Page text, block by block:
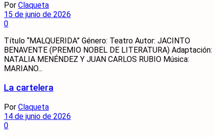
Por Claqueta
15 de junio de 2026
0
Título “MALQUERIDA” Género: Teatro Autor: JACINTO
BENAVENTE (PREMIO NOBEL DE LITERATURA) Adaptación:
NATALIA MENÉNDEZ Y JUAN CARLOS RUBIO Música:
MARIANO...
La cartelera
Por Claqueta
14 de junio de 2026
0